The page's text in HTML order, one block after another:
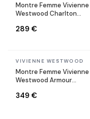
Montre Femme Vivienne
Westwood Charlton
bracelet acier
289 €
En stock
VIVIENNE WESTWOOD
Montre Femme Vivienne
Westwood Armour
bracelet acier
349 €